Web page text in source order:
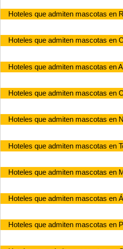
Hoteles que admiten mascotas en
Hoteles que admiten mascotas en
Hoteles que admiten mascotas en
Hoteles que admiten mascotas en
Hoteles que admiten mascotas en
Hoteles que admiten mascotas en
Hoteles que admiten mascotas en
Hoteles que admiten mascotas en
Hoteles que admiten mascotas en